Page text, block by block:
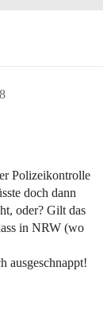
Polizeikontrolle
doch dann
oder? Gilt das
in NRW (wo
ausgeschnappt!